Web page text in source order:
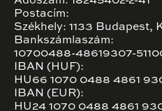
Postacím:
Székhely: 1133 Budapest,
Bankszámlaszám:
10700488-48619307-
IBAN (HUF):
HU66 1070 0488 4861
IBAN (EUR):
HU24 1070 0488 4861